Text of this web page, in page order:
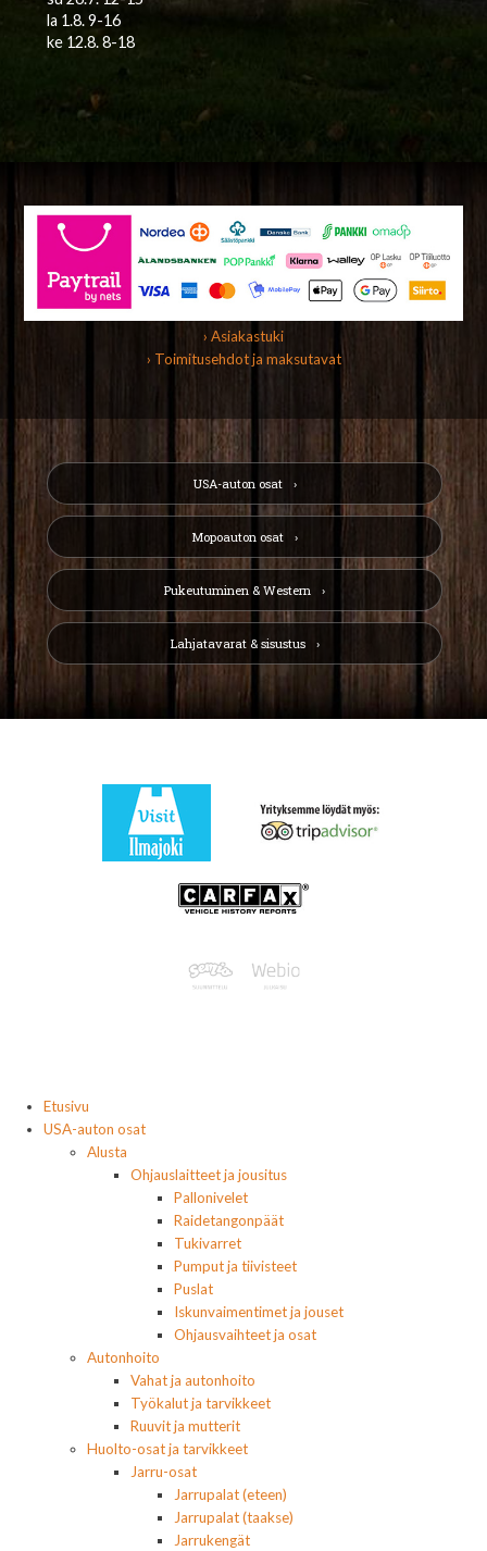
la 1.8. 9-16
ke 12.8. 8-18
› Asiakastuki
› Toimitusehdot ja maksutavat
USA-auton osat
Mopoauton osat
Pukeutuminen & Western
Lahjatavarat & sisustus
Etusivu
USA-auton osat
Alusta
Ohjauslaitteet ja jousitus
Pallonivelet
Raidetangonpäät
Tukivarret
Pumput ja tiivisteet
Puslat
Iskunvaimentimet ja jouset
Ohjausvaihteet ja osat
Autonhoito
Vahat ja autonhoito
Työkalut ja tarvikkeet
Ruuvit ja mutterit
Huolto-osat ja tarvikkeet
Jarru-osat
Jarrupalat (eteen)
Jarrupalat (taakse)
Jarrukengät